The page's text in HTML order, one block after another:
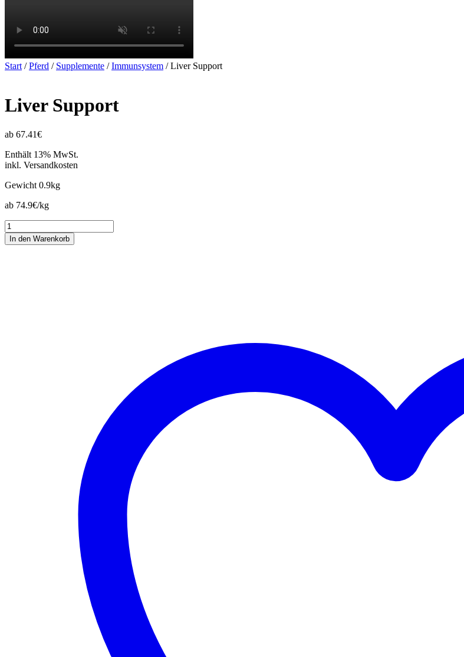
Start /Pferd / Supplemente /Immunsystem / Liver Support
Liver Support
ab 67.41€
Enthält 13% MwSt.
inkl. Versandkosten
Gewicht 0.9kg
ab 74.9€/kg
Liver
Support
Menge
In den Warenkorb